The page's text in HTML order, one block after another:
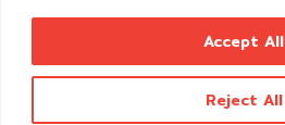
Reject All
Accept All